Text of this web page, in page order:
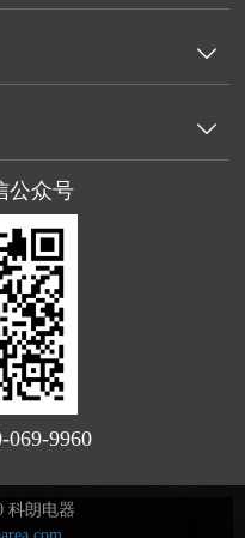


公众号
069-9960
科朗电器